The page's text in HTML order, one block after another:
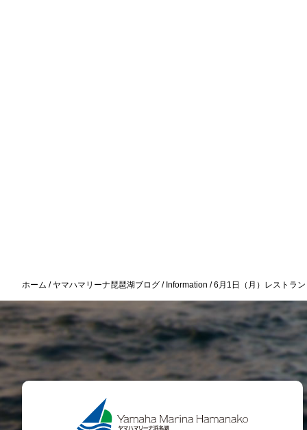
ホーム ヤマハマリーナ琵琶湖ブログ Information 6月1日（月）レストラ